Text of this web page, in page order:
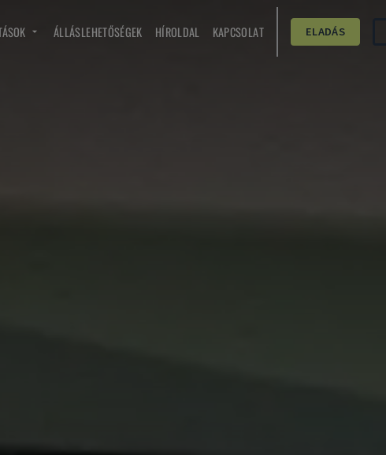
ÁLLÁSLEHETŐSÉGEK HÍROLDAL KAPCSOLAT ELADÁS